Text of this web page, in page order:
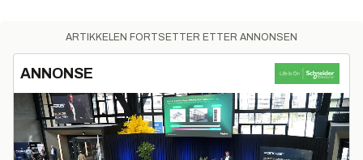
ARTIKKELEN FORTSETTER ETTER ANNONSEN
ANNONSE